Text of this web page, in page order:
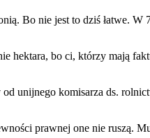
Bo nie jest to dziś łatwe. W
hektara, bo ci, którzy mają
unijnego komisarza ds.
prawnej one nie ruszą.